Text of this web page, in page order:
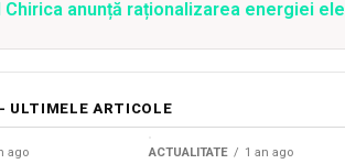
Chirica anunță raționalizarea energiei
ULTIMELE ARTICOLE
ago ACTUALITATE 1 an ago